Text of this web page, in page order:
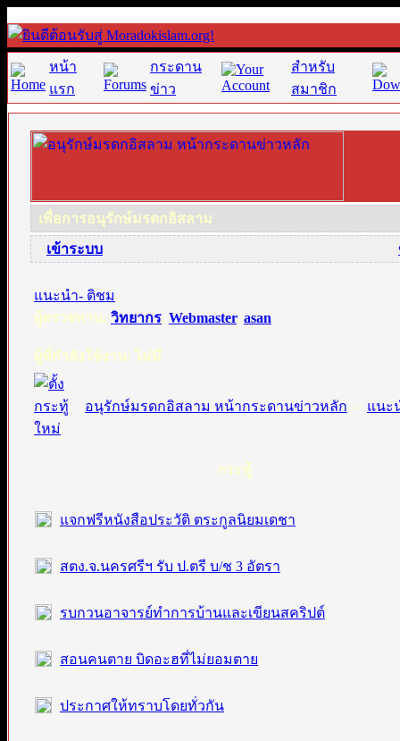
หน้า
แรก
กระดาน
ข่าว
สำหรับ
สมาชิก
เพื่อการอนุรักษ์มรดกอิสลาม
· เข้าระบบ
แนะนำ- ติชม
ผู้ตรวจทาน: วิทยากร, Webmaster, asan
ผู้ที่กำลังใช้งาน: ไม่มี
อนุรักษ์มรดกอิสลาม หน้ากระดานข่าวหลัก -> แนะ
กระทู้
แจกฟรีหนังสือประวัติ ตระกูลนิยมเดชา
สตง.จ.นครศรีฯ รับ ป.ตรี บ/ช 3 อัตรา
รบกวนอาจารย์ทำการบ้านและเขียนสคริปต์
สอนคนตาย บิดอะฮที่ไม่ยอมตาย
ประกาศให้ทราบโดยทั่วกัน